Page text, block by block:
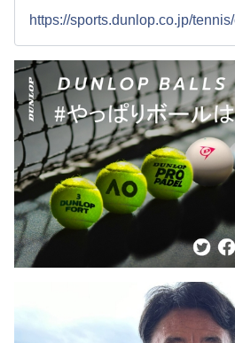
https://sports.dunlop.co.jp/